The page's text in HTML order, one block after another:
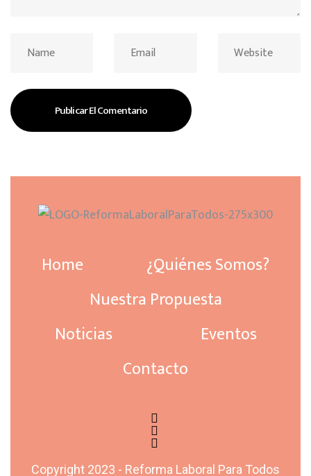
Home
¿Quiénes Somos?
Nuestra Propuesta
Noticias
Eventos
Contacto
Copyright 2023 - Reforma Laboral Para Todos